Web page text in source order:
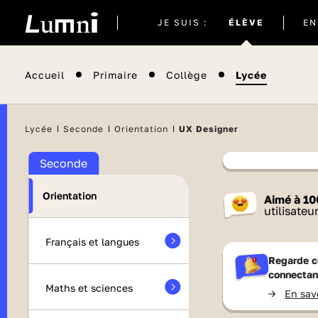
JE SUIS : ÉLÈVE
actuel
Accueil Primaire Collège Lycée
Lycée Seconde Orientation UX Designer
Seconde
Orientation
Français et langues
Maths et sciences
France
Il
Aimé à
Regarde
-> En